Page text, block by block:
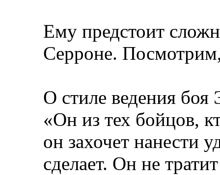
Ему предстоит
Серроне.
О стиле ведения боя
«Он из тех бойцов,
он захочет нанести
сделает. Он не